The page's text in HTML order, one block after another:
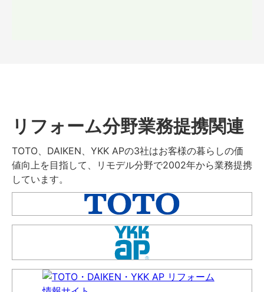
リフォーム分野業務提携関連
TOTO、DAIKEN、YKK APの3社はお客様の暮らしの価
値向上を目指して、リモデル分野で2002年から業務提携
しています。